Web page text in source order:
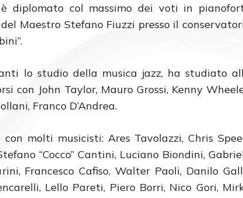
diplomato col massimo dei voti in
Maestro Stefano Fiuzzi presso il
lo studio della musica jazz, ha studiato
con John Taylor, Mauro Grossi, Kenny
Franco D’Andrea.
molti musicisti: Ares Tavolazzi, Chris
“Cocco” Cantini, Luciano Biondini,
Francesco Cafiso, Walter Paoli, Danilo
Lello Pareti, Piero Borri, Nico Gori,